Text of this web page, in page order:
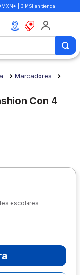
| 3 MSI en tienda
Marcadores
Con 4
escolares